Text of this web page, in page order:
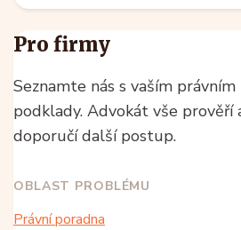
Pro firmy
Seznamte nás s vaším
podklady. Advokát vše prověří
doporučí další postup.
OBLAST PROBLÉMU
Právní poradna